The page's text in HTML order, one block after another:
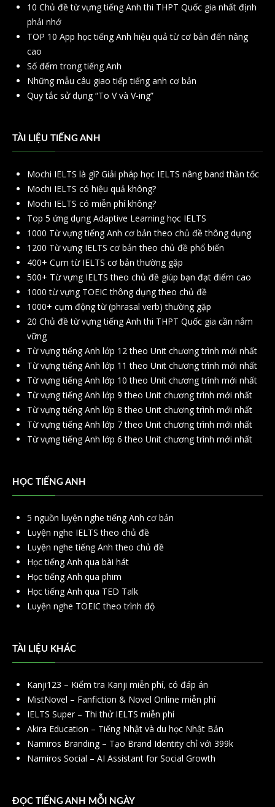
10 Chủ đề từ vựng tiếng Anh thi THPT Quốc gia nhất định
phải nhớ
TOP 10 App học tiếng Anh hiệu quả từ cơ bản đến nâng
cao
Số đếm trong tiếng Anh
Những mẫu câu giao tiếp tiếng anh cơ bản
Quy tắc sử dụng “To V và V-ing”
TÀI LIỆU TIẾNG ANH
Mochi IELTS là gì? Giải pháp học IELTS nâng band thần tốc
Mochi IELTS có hiệu quả không?
Mochi IELTS có miễn phí không?
Top 5 ứng dụng Adaptive Learning học IELTS
1000 Từ vựng tiếng Anh cơ bản theo chủ đề thông dụng
1200 Từ vựng IELTS cơ bản theo chủ đề phổ biến
400+ Cụm từ IELTS cơ bản thường gặp
500+ Từ vựng IELTS theo chủ đề giúp bạn đạt điểm cao
1000 từ vựng TOEIC thông dụng theo chủ đề
1000+ cụm động từ (phrasal verb) thường gặp
20 Chủ đề từ vựng tiếng Anh thi THPT Quốc gia cần nắm
vững
Từ vựng tiếng Anh lớp 12 theo Unit chương trình mới nhất
Từ vựng tiếng Anh lớp 11 theo Unit chương trình mới nhất
Từ vựng tiếng Anh lớp 10 theo Unit chương trình mới nhất
Từ vựng tiếng Anh lớp 9 theo Unit chương trình mới nhất
Từ vựng tiếng Anh lớp 8 theo Unit chương trình mới nhất
Từ vựng tiếng Anh lớp 7 theo Unit chương trình mới nhất
Từ vựng tiếng Anh lớp 6 theo Unit chương trình mới nhất
HỌC TIẾNG ANH
5 nguồn luyện nghe tiếng Anh cơ bản
Luyện nghe IELTS theo chủ đề
Luyện nghe tiếng Anh theo chủ đề
Học tiếng Anh qua bài hát
Học tiếng Anh qua phim
Học tiếng Anh qua TED Talk
Luyện nghe TOEIC theo trình độ
TÀI LIỆU KHÁC
Kanji123 – Kiểm tra Kanji miễn phí, có đáp án
MistNovel – Fanfiction & Novel Online miễn phí
IELTS Super – Thi thử IELTS miễn phí
Akira Education – Tiếng Nhật và du học Nhật Bản
Namiros Branding – Tạo Brand Identity chỉ với 399k
Namiros Social – AI Assistant for Social Growth
ĐỌC TIẾNG ANH MỖI NGÀY